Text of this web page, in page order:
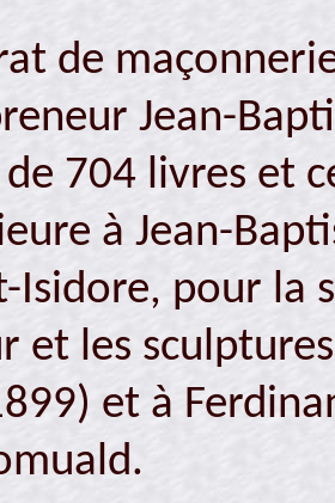
de
Jean-
704 livres et
à Jean-
Isidore, pour la
et les
et à